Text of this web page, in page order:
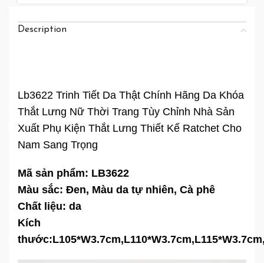
Description
Lb3622 Trinh Tiết Da Thật Chính Hãng Da Khóa
Thắt Lưng Nữ Thời Trang Tùy Chỉnh Nhà Sản
Xuất Phụ Kiện Thắt Lưng Thiết Kế Ratchet Cho
Nam Sang Trọng
Mã sản phẩm: LB3622
Màu sắc: Đen, Màu da tự nhiên, Cà phê
Chất liệu: da
Kích